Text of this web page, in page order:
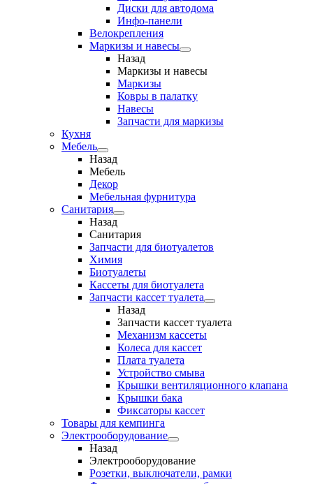
Диски для автодома
Инфо-панели
Велокрепления
Маркизы и навесы
Назад
Маркизы и навесы
Маркизы
Ковры в палатку
Навесы
Запчасти для маркизы
Кухня
Мебель
Назад
Мебель
Декор
Мебельная фурнитура
Санитария
Назад
Санитария
Запчасти для биотуалетов
Химия
Биотуалеты
Кассеты для биотуалета
Запчасти кассет туалета
Назад
Запчасти кассет туалета
Механизм кассеты
Колеса для кассет
Плата туалета
Устройство смыва
Крышки вентиляционного клапана
Крышки бака
Фиксаторы кассет
Товары для кемпинга
Электрооборудование
Назад
Электрооборудование
Розетки, выключатели, рамки